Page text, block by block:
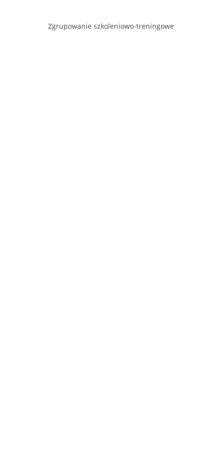
Zgrupowanie szkoleniowo-treningowe